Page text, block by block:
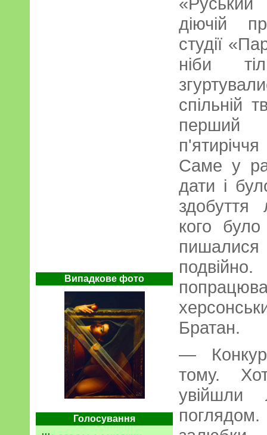
Випадкове фото
Голосування
діючій
студії
ніби
спільній
перший
Саме у
дати і
здобуття
кого
Братан.
—
тому.
увійшли